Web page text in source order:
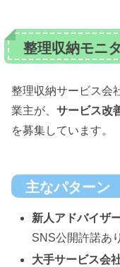
整理収納モニ
整理収納サービス会
業主が、 サービス改
を募集しています。
主なパターン
新人アドバイザ
SNS公開許諾あり
大手サービス会